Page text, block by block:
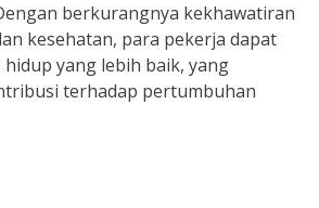
berkurangnya kekhawatiran
kesehatan, para pekerja dapat
yang lebih baik, yang
terhadap pertumbuhan